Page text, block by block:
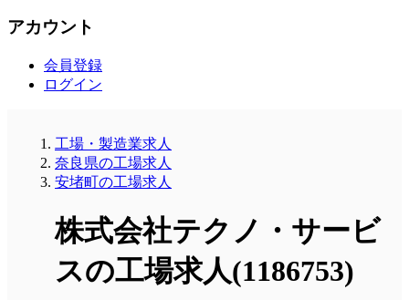
アカウント
会員登録
ログイン
工場・製造業求人
奈良県の工場求人
安堵町の工場求人
株式会社テクノ・サービ
スの工場求人(1186753)